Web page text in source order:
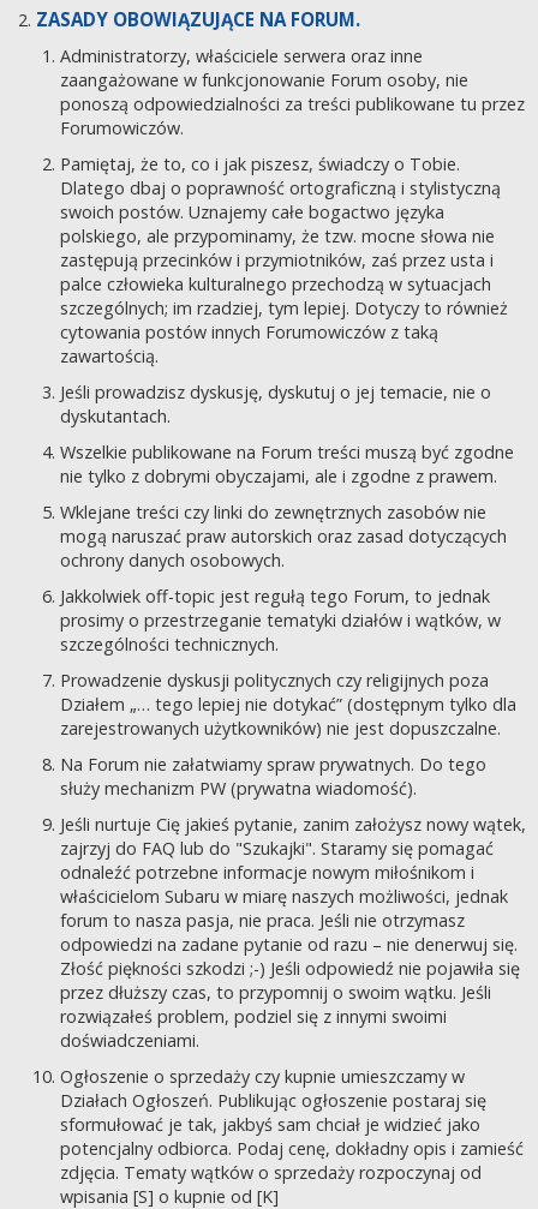
ZASADY OBOWIĄZUJĄCE NA FORUM.
Administratorzy, właściciele serwera oraz inne
zaangażowane w funkcjonowanie Forum osoby, nie
ponoszą odpowiedzialności za treści publikowane tu przez
Forumowiczów.
Pamiętaj, że to, co i jak piszesz, świadczy o Tobie.
Dlatego dbaj o poprawność ortograficzną i stylistyczną
swoich postów. Uznajemy całe bogactwo języka
polskiego, ale przypominamy, że tzw. mocne słowa nie
zastępują przecinków i przymiotników, zaś przez usta i
palce człowieka kulturalnego przechodzą w sytuacjach
szczególnych; im rzadziej, tym lepiej. Dotyczy to również
cytowania postów innych Forumowiczów z taką
zawartością.
Jeśli prowadzisz dyskusję, dyskutuj o jej temacie, nie o
dyskutantach.
Wszelkie publikowane na Forum treści muszą być zgodne
nie tylko z dobrymi obyczajami, ale i zgodne z prawem.
Wklejane treści czy linki do zewnętrznych zasobów nie
mogą naruszać praw autorskich oraz zasad dotyczących
ochrony danych osobowych.
Jakkolwiek off-topic jest regułą tego Forum, to jednak
prosimy o przestrzeganie tematyki działów i wątków, w
szczególności technicznych.
Prowadzenie dyskusji politycznych czy religijnych poza
Działem „… tego lepiej nie dotykać” (dostępnym tylko dla
zarejestrowanych użytkowników) nie jest dopuszczalne.
Na Forum nie załatwiamy spraw prywatnych. Do tego
służy mechanizm PW (prywatna wiadomość).
Jeśli nurtuje Cię jakieś pytanie, zanim założysz nowy wątek,
zajrzyj do FAQ lub do "Szukajki". Staramy się pomagać
odnaleźć potrzebne informacje nowym miłośnikom i
właścicielom Subaru w miarę naszych możliwości, jednak
forum to nasza pasja, nie praca. Jeśli nie otrzymasz
odpowiedzi na zadane pytanie od razu – nie denerwuj się.
Złość piękności szkodzi ;-) Jeśli odpowiedź nie pojawiła się
przez dłuższy czas, to przypomnij o swoim wątku. Jeśli
rozwiązałeś problem, podziel się z innymi swoimi
doświadczeniami.
Ogłoszenie o sprzedaży czy kupnie umieszczamy w
Działach Ogłoszeń. Publikując ogłoszenie postaraj się
sformułować je tak, jakbyś sam chciał je widzieć jako
potencjalny odbiorca. Podaj cenę, dokładny opis i zamieść
zdjęcia. Tematy wątków o sprzedaży rozpoczynaj od
wpisania [S] o kupnie od [K]